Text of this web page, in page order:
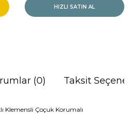
HIZLI SATIN AL
(0) Taksit
Klemensli Çoçuk Korumalı